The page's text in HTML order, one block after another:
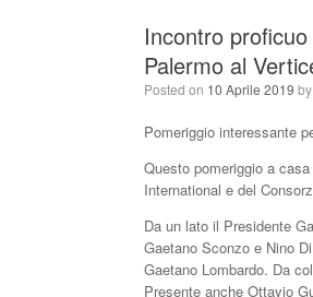
Incontro
Palermo al
Posted on 10 Aprile 2019 by
Pomeriggio interessante
Questo pomeriggio a
International e del
Da un lato il Presidente
Gaetano Sconzo e Nino
Gaetano Lombardo. Da
Presente anche Ottavio